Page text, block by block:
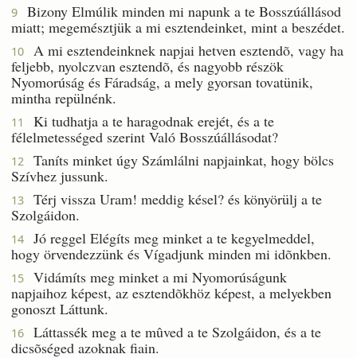
9
Bizony Elmúlik minden mi napunk a te Bosszúállásod
miatt; megemésztjük a mi esztendeinket, mint a beszédet.
10
A mi esztendeinknek napjai hetven esztendõ, vagy ha
feljebb, nyolczvan esztendõ, és nagyobb részök
Nyomorúság és Fáradság, a mely gyorsan tovatünik,
mintha repülnénk.
11
Ki tudhatja a te haragodnak erejét, és a te
félelmetességed szerint Való Bosszúállásodat?
12
Taníts minket úgy Számlálni napjainkat, hogy bölcs
Szívhez jussunk.
13
Térj vissza Uram! meddig késel? és könyörülj a te
Szolgáidon.
14
Jó reggel Elégíts meg minket a te kegyelmeddel,
hogy örvendezzünk és Vígadjunk minden mi idõnkben.
15
Vidámíts meg minket a mi Nyomorúságunk
napjaihoz képest, az esztendõkhöz képest, a melyekben
gonoszt Láttunk.
16
Láttassék meg a te mûved a te Szolgáidon, és a te
dicsõséged azoknak fiain.